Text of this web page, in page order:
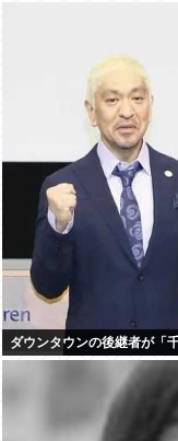
ダウンタウンの後継者が「